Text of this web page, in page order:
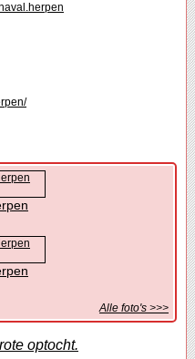
Alle foto's >>>
optocht.